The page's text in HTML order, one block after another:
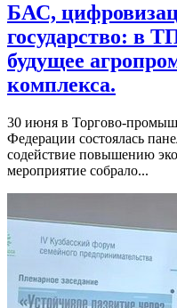
БАС,
государство: в
будущее
комплекса.
30 июня в Торгово-
Федерации состоялась
содействие повышению
мероприятие собрало...